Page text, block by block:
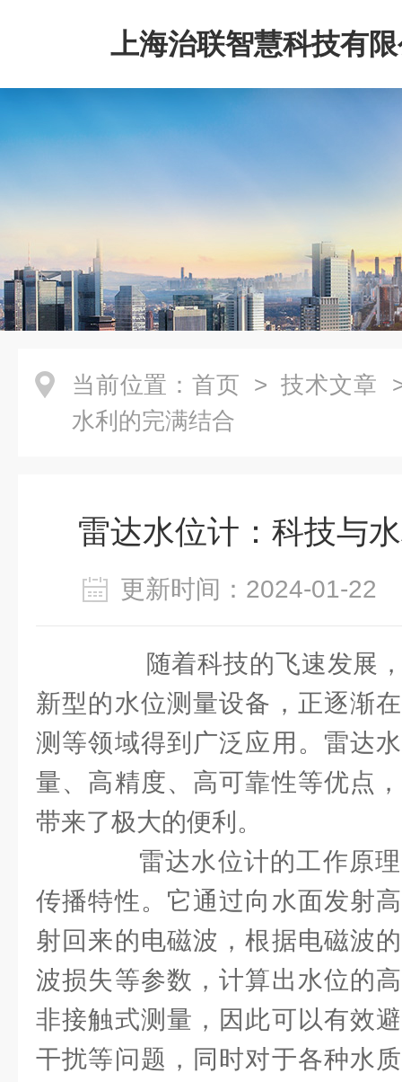
上海治联智慧科技有
当前位置： 首页 > 技术文章
水利的完满结合
雷达水位计：科技与
更新时间：2024-01-
随着科技的飞速发展，
新型的水位测量设备，正逐渐
测等领域得到广泛应用。雷达
量、高精度、高可靠性等优点
带来了极大的便利。
雷达水位计的工作原理
传播特性。它通过向水面发射
射回来的电磁波，根据电磁波
波损失等参数，计算出水位的
非接触式测量，因此可以有效
干扰等问题，同时对于各种水